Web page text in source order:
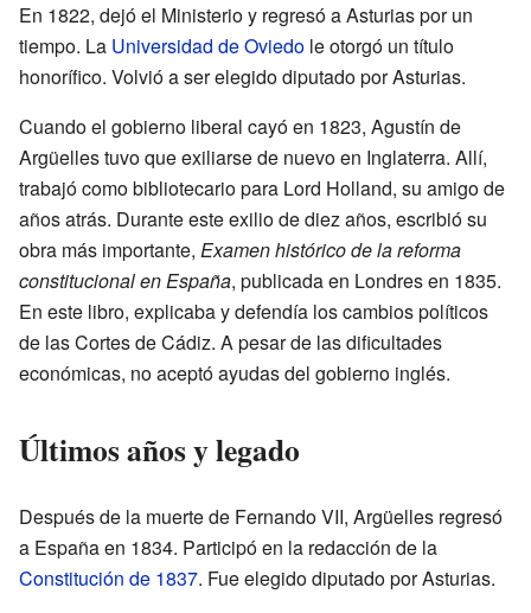
En 1822, dejó el Ministerio y regresó a Asturias por un
tiempo. La Universidad de Oviedo le otorgó un título
honorífico. Volvió a ser elegido diputado por Asturias.
Cuando el gobierno liberal cayó en 1823, Agustín de
Argüelles tuvo que exiliarse de nuevo en Inglaterra. Allí,
trabajó como bibliotecario para Lord Holland, su amigo de
años atrás. Durante este exilio de diez años, escribió su
obra más importante, Examen histórico de la reforma
constitucional en España, publicada en Londres en 1835.
En este libro, explicaba y defendía los cambios políticos
de las Cortes de Cádiz. A pesar de las dificultades
económicas, no aceptó ayudas del gobierno inglés.
Últimos años y legado
Después de la muerte de Fernando VII, Argüelles regresó
a España en 1834. Participó en la redacción de la
Constitución de 1837. Fue elegido diputado por Asturias.